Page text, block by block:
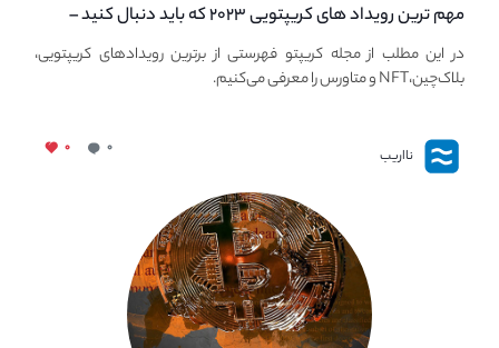
مهم ترین رویداد های کریپتویی ۲۰۲۳ که باید دنبال کنید –
معرفی بهترین رویداد های جهانی
در این مطلب از مجله کریپتو فهرستی از برترین رویدادهای کریپتویی،
بلاک‌چین،NFT و متاورس را معرفی می‌کنیم.
نااریب ۰ ۰